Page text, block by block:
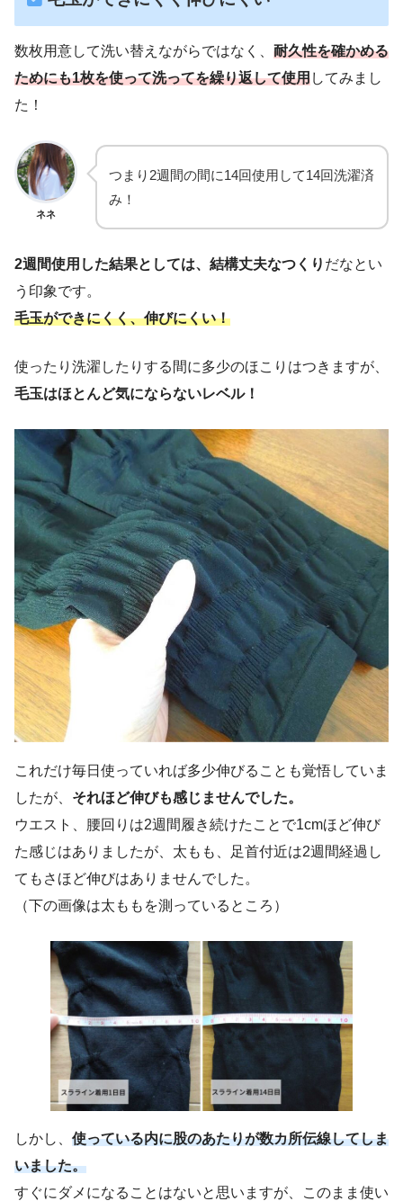
数枚用意して洗い替えながらではなく、 耐久性を確かめる
ためにも1枚を使って洗ってを繰り返して使用してみまし
た！
ネネ
つまり2週間の間に14回使用して14回洗濯済
み！
2週間使用した結果としては、結構丈夫なつくり だなとい
う印象です。
毛玉ができにくく、伸びにくい！
使ったり洗濯したりする間に多少のほこりはつきますが、
毛玉はほとんど気にならないレベル！
これだけ毎日使っていれば多少伸びることも覚悟していま
したが、 それほど伸びも感じませんでした。
ウエスト、腰回りは2週間履き続けたことで1cmほど伸び
た感じはありましたが、太もも、足首付近は2週間経過し
てもさほど伸びはありませんでした。
（下の画像は太ももを測っているところ）
しかし、 使っている内に股のあたりが数カ所伝線してしま
いました。
すぐにダメになることはないと思いますが、このまま使い